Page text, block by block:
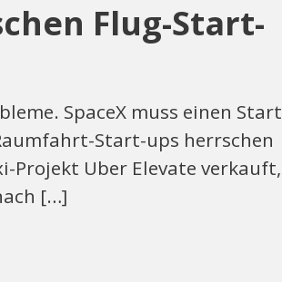
Flug-Start-
SpaceX muss einen Start
Start-ups herrschen
Projekt Uber Elevate verkauft,
[…]